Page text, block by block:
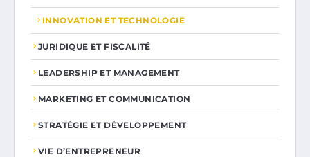
INNOVATION ET TECHNOLOGIE
JURIDIQUE ET FISCALITÉ
LEADERSHIP ET MANAGEMENT
MARKETING ET COMMUNICATION
STRATÉGIE ET DÉVELOPPEMENT
VIE D’ENTREPRENEUR